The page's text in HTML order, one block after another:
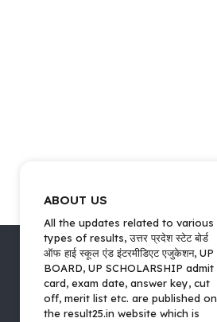
ABOUT US
All the updates related to various
types of results, उत्तर प्रदेश स्टेट बोर्ड
ऑफ हाई स्कूल एंड इंटरमीडिएट एजुकेशन, UP
BOARD, UP SCHOLARSHIP admit
card, exam date, answer key, cut
off, merit list etc. are published on
the result25.in website which is